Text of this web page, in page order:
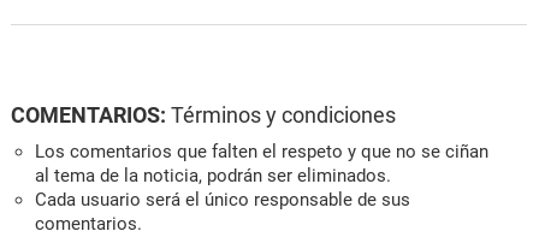
COMENTARIOS: Términos y condiciones
Los comentarios que falten el respeto y que no se ciñan
al tema de la noticia, podrán ser eliminados.
Cada usuario será el único responsable de sus
comentarios.